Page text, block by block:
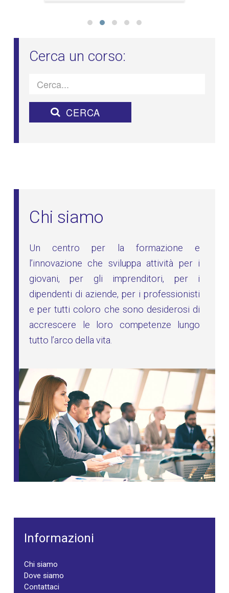
Chi siamo
Un centro per la formazione e
l’innovazione che sviluppa attività per i
giovani, per gli imprenditori, per i
dipendenti di aziende, per i professionisti
e per tutti coloro che sono desiderosi di
accrescere le loro competenze lungo
tutto l’arco della vita.
Informazioni
Chi siamo
Dove siamo
Contattaci